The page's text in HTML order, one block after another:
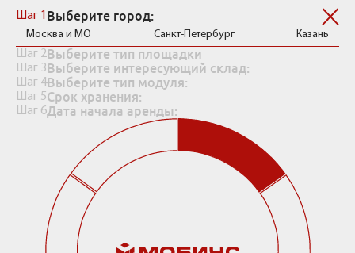
Шаг 1 Выберите город:
Москва и МО Санкт-Петербург Казань
Шаг 2Выберите тип площадки
Шаг 3Выберите интересующий склад:
Шаг 4Выберите тип модуля:
Шаг 5Срок хранения:
Шаг 6Дата начала аренды: